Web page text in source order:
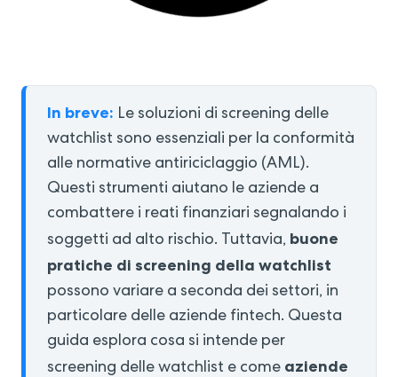
In breve: Le soluzioni di screening delle
watchlist sono essenziali per la conformità
alle normative antiriciclaggio (AML).
Questi strumenti aiutano le aziende a
combattere i reati finanziari segnalando i
soggetti ad alto rischio. Tuttavia, buone
pratiche di screening della watchlist
possono variare a seconda dei settori, in
particolare delle aziende fintech. Questa
guida esplora cosa si intende per
screening delle watchlist e come aziende